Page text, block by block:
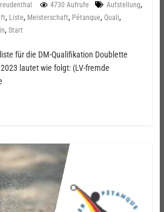
4730 Aufrufe Aufstellung,
, Liste, Meisterschaft, Pétanque, Quali,
, Start
für die DM-Qualifikation Doublette
lautet wie folgt: (LV-fremde